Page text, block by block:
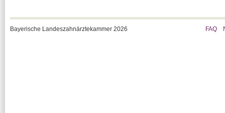
Bayerische Landeszahnärztekammer 2026 FAQ